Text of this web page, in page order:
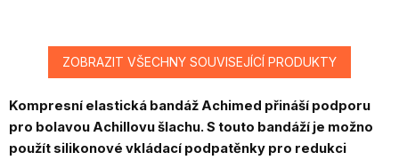
ZOBRAZIT VŠECHNY SOUVISEJÍCÍ PRODUKTY
Kompresní elastická bandáž Achimed přináší podporu
pro bolavou Achillovu šlachu. S touto bandáží je možno
použít silikonové vkládací podpatěnky pro redukci